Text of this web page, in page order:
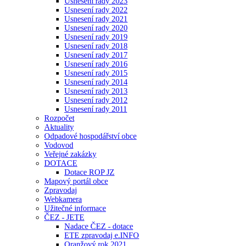
Usnesení rady 2022
Usnesení rady 2021
Usnesení rady 2020
Usnesení rady 2019
Usnesení rady 2018
Usnesení rady 2017
Usnesení rady 2016
Usnesení rady 2015
Usnesení rady 2014
Usnesení rady 2013
Usnesení rady 2012
Usnesení rady 2011
Rozpočet
Aktuality
Odpadové hospodářství obce
Vodovod
Veřejné zakázky
DOTACE
Dotace ROP JZ
Mapový portál obce
Zpravodaj
Webkamera
Užitečné informace
ČEZ - JETE
Nadace ČEZ - dotace
ETE zpravodaj e.INFO